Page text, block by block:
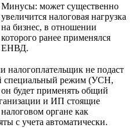
Минусы: может существенно
увеличится налоговая нагрузка
на бизнес, в отношении
которого ранее применялся
ЕНВД.
налогоплательщик не подаст
специальный режим (УСН,
будет применять общий
и ИП стоящие
органе как
с учета автоматически.